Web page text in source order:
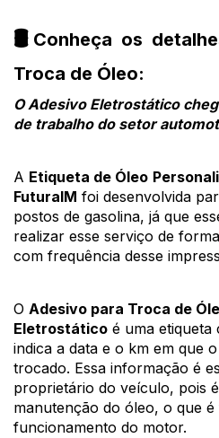
🛢️ Conheça os
Troca de Óleo:
O Adesivo Eletrostático
de trabalho do setor
A Etiqueta de Óleo
FuturaIM foi desenvolvida
postos de gasolina, já que
realizar esse serviço de
com frequência desse
O Adesivo para Troca de
Eletrostático é uma
indica a data e o km em que
trocado. Essa informação é
proprietário do veículo, pois
manutenção do óleo, o que
funcionamento do motor.